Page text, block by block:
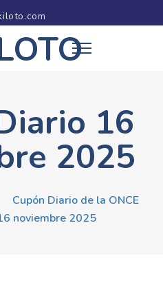
16
2025
Cupón Diario de la ONCE
noviembre 2025